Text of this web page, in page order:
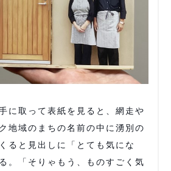
に取って表紙を見ると、網走や
地域のまちの名前の中に湧別の
ると見出しに「とても気にな
。「そりゃもう、ものすごく気